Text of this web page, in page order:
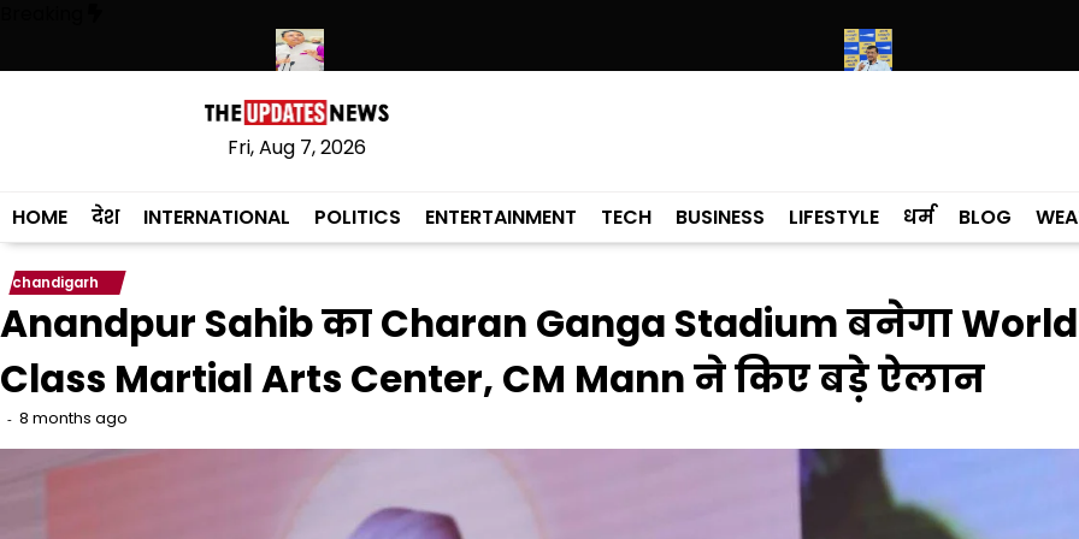
content
अमन अरोड़ा ने शाहकोट हलके में नौकरियों के मामले में कांग्रेसी विधायक लाडी को घेरा
Fri, Aug 7, 2026
HOME देश INTERNATIONAL POLITICS ENTERTAINMENT TECH BUSINESS LIFESTYLE धर्म BLOG
chandigarh
Anandpur Sahib का Charan Ganga Stadium बनेगा
Class Martial Arts Center, CM Mann ने किए बड़े ऐलान
8 months ago